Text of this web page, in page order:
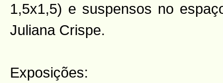
1,5x1,5) e suspensos no
Juliana Crispe.
Exposições: